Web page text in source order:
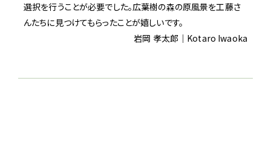
選択を行うことが必要でした。広葉樹の森の原風景を工藤さ
んたちに見つけてもらったことが嬉しいです。
岩岡 孝太郎｜Kotaro Iwaoka